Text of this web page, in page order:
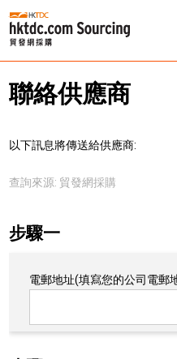
聯絡供應商
以下訊息將傳送給供應商:
查詢來源: 貿發網採購
步驟一
電郵地址(填寫您的公司電郵